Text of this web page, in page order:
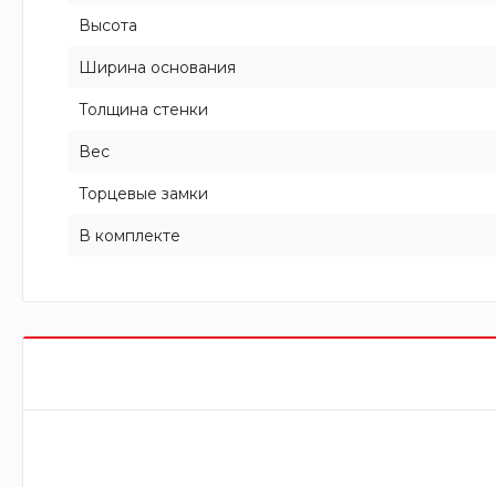
Высота
Ширина основания
Толщина стенки
Вес
Торцевые замки
В комплекте